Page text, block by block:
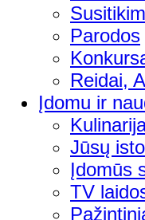
Parodos
Reidai,
Įdomu ir
Jūsų
Įdomūs
TV